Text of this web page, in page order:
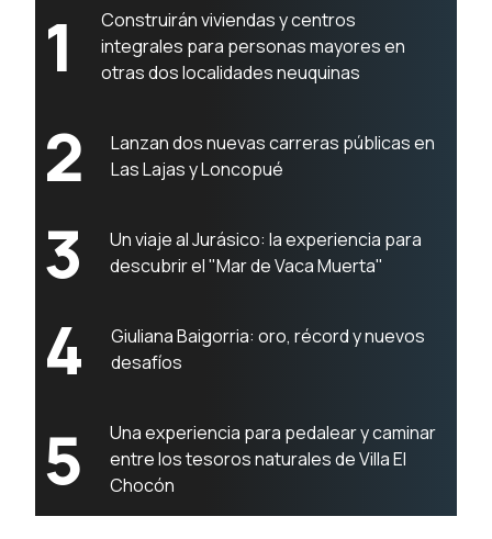
1
Construirán viviendas y centros
integrales para personas mayores en
otras dos localidades neuquinas
2
Lanzan dos nuevas carreras públicas en
Las Lajas y Loncopué
3
Un viaje al Jurásico: la experiencia para
descubrir el "Mar de Vaca Muerta"
4
Giuliana Baigorria: oro, récord y nuevos
desafíos
5
Una experiencia para pedalear y caminar
entre los tesoros naturales de Villa El
Chocón